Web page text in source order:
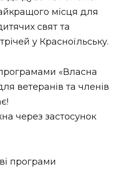
місця для
свят та
у Красноїльську.
«Власна
ветеранів та членів
через застосунок
програми